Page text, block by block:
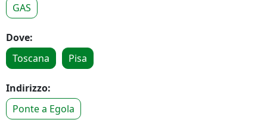
GAS
Dove:
Toscana
Pisa
Indirizzo:
Ponte a Egola